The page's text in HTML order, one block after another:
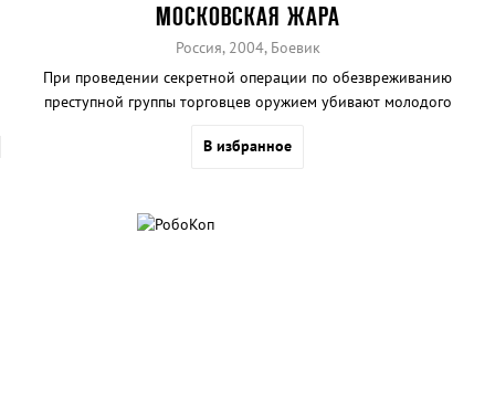
МОСКОВСКАЯ ЖАРА
Россия, 2004, Боевик
При проведении секретной операции по обезвреживанию
преступной группы торговцев оружием убивают молодого
В избранное